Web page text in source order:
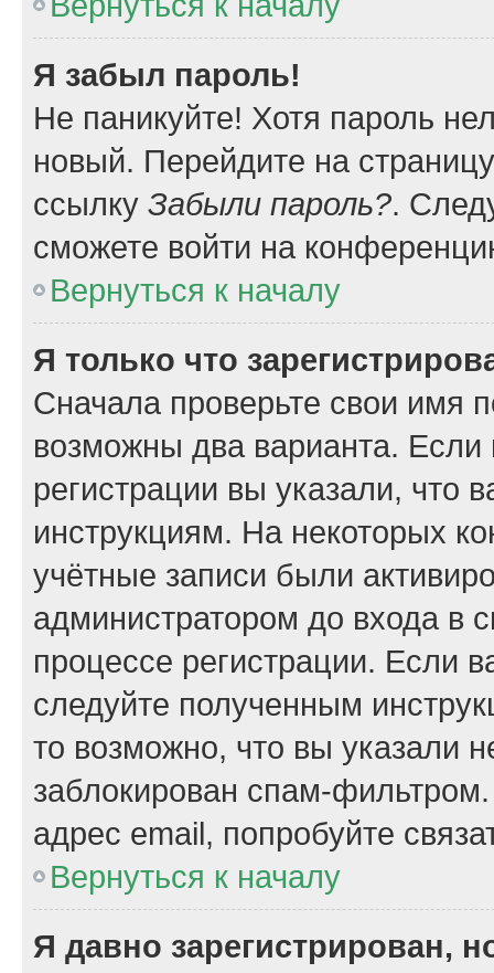
Я забыл пароль!
Не паникуйте! Хотя пароль
новый. Перейдите на
ссылку Забыли пароль?.
сможете войти на
Вернуться к началу
Я только что
Сначала проверьте свои имя
возможны два варианта.
регистрации вы указали, что
инструкциям. На некоторых
учётные записи были
администратором до входа в
процессе регистрации. Если
следуйте полученным
то возможно, что вы указали
заблокирован спам-
адрес email, попробуйте
Вернуться к началу
Я давно зарегистрирован,